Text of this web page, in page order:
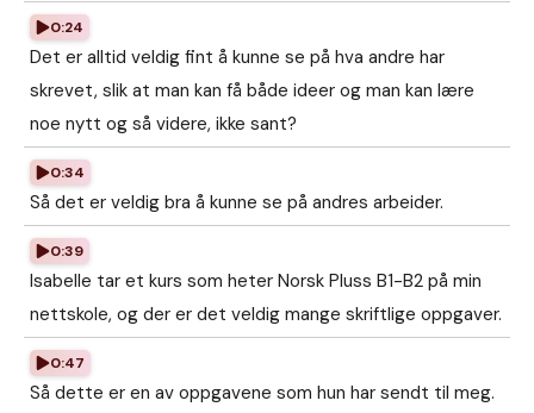
0:24
Det er alltid veldig fint å kunne se på hva andre har
skrevet, slik at man kan få både ideer og man kan lære
noe nytt og så videre, ikke sant?
0:34
Så det er veldig bra å kunne se på andres arbeider.
0:39
Isabelle tar et kurs som heter Norsk Pluss B1-B2 på min
nettskole, og der er det veldig mange skriftlige oppgaver.
0:47
Så dette er en av oppgavene som hun har sendt til meg.